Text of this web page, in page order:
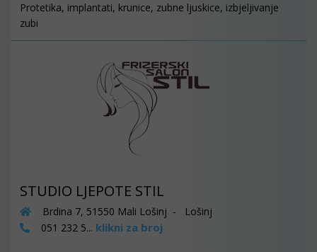
Protetika, implantati, krunice, zubne ljuskice, izbjeljivanje
zubi
STUDIO LJEPOTE STIL
Brdina 7, 51550 Mali Lošinj - Lošinj
051 232 5... klikni za broj